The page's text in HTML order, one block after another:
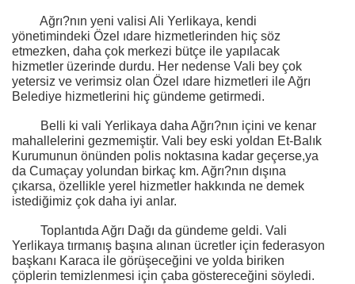
Ağrı?nın yeni valisi Ali Yerlikaya, kendi
yönetimindeki Özel ıdare hizmetlerinden hiç söz
etmezken, daha çok merkezi bütçe ile yapılacak
hizmetler üzerinde durdu. Her nedense Vali bey çok
yetersiz ve verimsiz olan Özel ıdare hizmetleri ile Ağrı
Belediye hizmetlerini hiç gündeme getirmedi.
Belli ki vali Yerlikaya daha Ağrı?nın içini ve kenar
mahallelerini gezmemiştir. Vali bey eski yoldan Et-Balık
Kurumunun önünden polis noktasına kadar geçerse,ya
da Cumaçay yolundan birkaç km. Ağrı?nın dışına
çıkarsa, özellikle yerel hizmetler hakkında ne demek
istediğimiz çok daha iyi anlar.
Toplantıda Ağrı Dağı da gündeme geldi. Vali
Yerlikaya tırmanış başına alınan ücretler için federasyon
başkanı Karaca ile görüşeceğini ve yolda biriken
çöplerin temizlenmesi için çaba göstereceğini söyledi.